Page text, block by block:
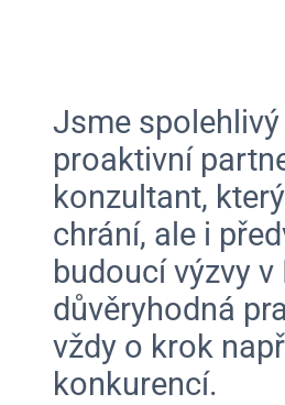
Jsme spolehlivý
proaktivní
konzultant,
chrání, ale i
budoucí výzvy v
důvěryhodná
vždy o krok
konkurencí.